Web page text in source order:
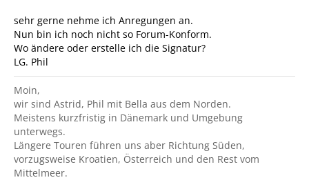
sehr gerne nehme ich Anregungen an.
Nun bin ich noch nicht so Forum-Konform.
Wo ändere oder erstelle ich die Signatur?
LG. Phil
Moin,
wir sind Astrid, Phil mit Bella aus dem Norden.
Meistens kurzfristig in Dänemark und Umgebung
unterwegs.
Längere Touren führen uns aber Richtung Süden,
vorzugsweise Kroatien, Österreich und den Rest vom
Mittelmeer.